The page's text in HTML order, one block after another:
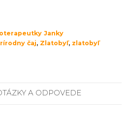
Janky
čaj, Zlatobyľ, zlatobyľ
A ODPOVEDE